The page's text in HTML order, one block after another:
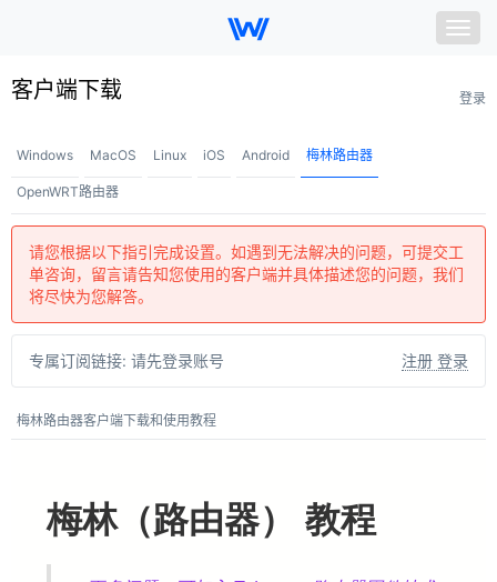
账号信息
客户端下载
帮助中心
＋ 联系我们
客户端下载 登录
Windows MacOS Linux iOS Android 梅林路由器
OpenWRT路由器
请您根据以下指引完成设置。如遇到无法解决的问题，可提交工
单咨询，留言请告知您使用的客户端并具体描述您的问题，我们
将尽快为您解答。
专属订阅链接: 请先登录账号 注册 登录
梅林路由器客户端下载和使用教程